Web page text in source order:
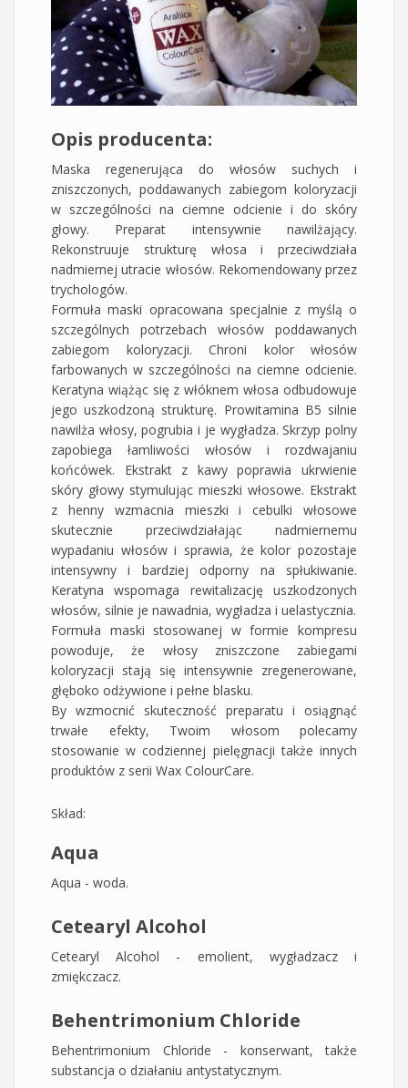
Opis producenta:
Maska regenerująca do włosów suchych i
zniszczonych, poddawanych zabiegom koloryzacji
w szczególności na ciemne odcienie i do skóry
głowy. Preparat intensywnie nawilżający.
Rekonstruuje strukturę włosa i przeciwdziała
nadmiernej utracie włosów. Rekomendowany przez
trychologów.
Formuła maski opracowana specjalnie z myślą o
szczególnych potrzebach włosów poddawanych
zabiegom koloryzacji. Chroni kolor włosów
farbowanych w szczególności na ciemne odcienie.
Keratyna wiążąc się z włóknem włosa odbudowuje
jego uszkodzoną strukturę. Prowitamina B5 silnie
nawilża włosy, pogrubia i je wygładza. Skrzyp polny
zapobiega łamliwości włosów i rozdwajaniu
końcówek. Ekstrakt z kawy poprawia ukrwienie
skóry głowy stymulując mieszki włosowe. Ekstrakt
z henny wzmacnia mieszki i cebulki włosowe
skutecznie przeciwdziałając nadmiernemu
wypadaniu włosów i sprawia, że kolor pozostaje
intensywny i bardziej odporny na spłukiwanie.
Keratyna wspomaga rewitalizację uszkodzonych
włosów, silnie je nawadnia, wygładza i uelastycznia.
Formuła maski stosowanej w formie kompresu
powoduje, że włosy zniszczone zabiegami
koloryzacji stają się intensywnie zregenerowane,
głęboko odżywione i pełne blasku.
By wzmocnić skuteczność preparatu i osiągnąć
trwałe efekty, Twoim włosom polecamy
stosowanie w codziennej pielęgnacji także innych
produktów z serii Wax ColourCare.
Skład:
Aqua
Aqua - woda.
Cetearyl Alcohol
Cetearyl Alcohol - emolient, wygładzacz i
zmiękczacz.
Behentrimonium Chloride
Behentrimonium Chloride - konserwant, także
substancja o działaniu antystatycznym.